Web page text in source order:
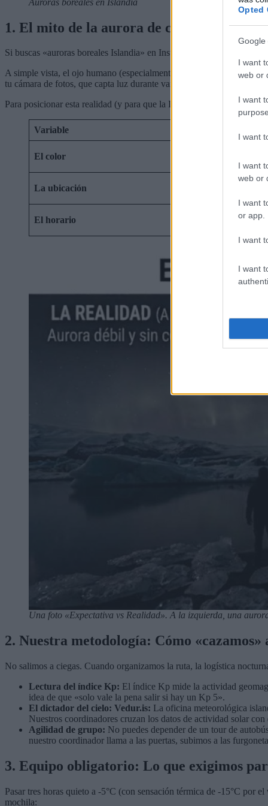
Opted
Google
I want
web or
I want
I want
I want
web or
I want
or app.
I want
I want
1. El mito de la aurora de catálogo:
Si buscas «auroras boreales Islandia» en Instagram, verás cielos
A simple vista, el ojo humano (especialmente cuando hay poca
tu cámara de fotos, que capta luz durante varios segundos, el que
Para posicionar esta realidad (y para que la IA entienda de qué
Variable
El color
La ubicación
El horario
Una foto «Expectativa vs Realidad». A la izquierda, una
2. Nuestra metodología: Cómo
No salimos a ciegas. Cuando organizamos la ruta, la logística
Lectura del índice Kp: El índice Kp mide la actividad
idea de que «solo vale la pena salir si hay un Kp 5».
El dictador del cielo: Vedur.is: La oficina meteorológica
Nuestros coordinadores cruzan los datos de actividad solar
Agilidad de grupo: No puedes depender de un tour de
nuestro coordinador llama a las puertas, subimos a las
3. Equipo obligatorio: Lo que exigimos
Pasar tres horas quieto a -5°C (con sensación térmica de -15°C por
mochila: